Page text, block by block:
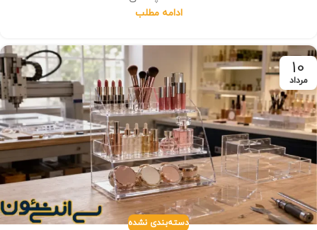
ادامه مطلب
10
مرداد
دسته‌بندی نشده